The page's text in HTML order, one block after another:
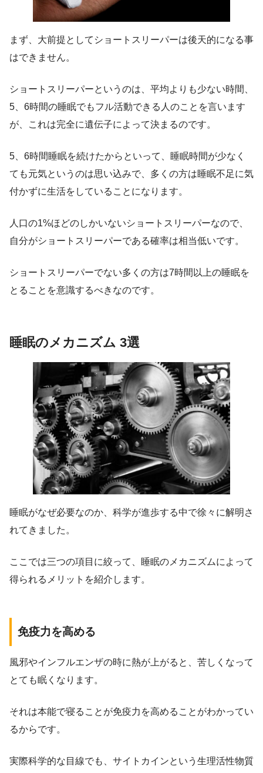
まず、大前提としてショートスリーパーは後天的になる事
はできません。
ショートスリーパーというのは、平均よりも少ない時間、
5、6時間の睡眠でもフル活動できる人のことを言います
が、これは完全に遺伝子によって決まるのです。
5、6時間睡眠を続けたからといって、睡眠時間が少なく
ても元気というのは思い込みで、多くの方は睡眠不足に気
付かずに生活をしていることになります。
人口の1%ほどのしかいないショートスリーパーなので、
自分がショートスリーパーである確率は相当低いです。
ショートスリーパーでない多くの方は7時間以上の睡眠を
とることを意識するべきなのです。
睡眠のメカニズム 3選
睡眠がなぜ必要なのか、科学が進歩する中で徐々に解明さ
れてきました。
ここでは三つの項目に絞って、睡眠のメカニズムによって
得られるメリットを紹介します。
免疫力を高める
風邪やインフルエンザの時に熱が上がると、苦しくなって
とても眠くなります。
それは本能で寝ることが免疫力を高めることがわかってい
るからです。
実際科学的な目線でも、サイトカインという生理活性物質